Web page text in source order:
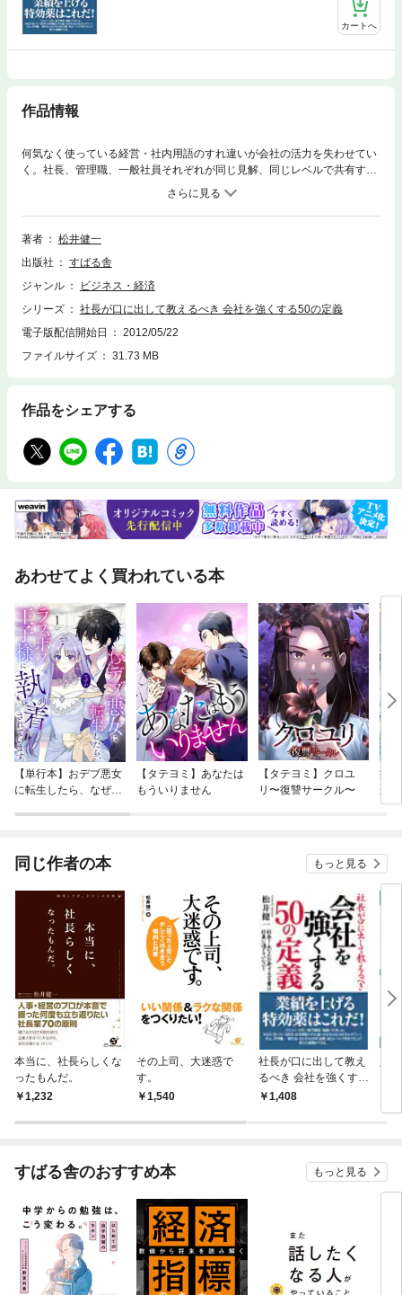
カートへ
作品情報
何気なく使っている経営・社内用語のすれ違いが会社の活力を失わせてい
く。社長、管理職、一般社員それぞれが同じ見解、同じレベルで共有する
ことで意識レベルを高め、目標を達成できる。重要な50の経営用語の定義
著者
松井健一
出版社
すばる舎
ジャンル
ビジネス・経済
シリーズ
社長が口に出して教えるべき 会社を強くする50の定義
電子版配信開始日
2012/05/22
ファイルサイズ
31.73 MB
作品をシェアする
あわせてよく買われている本
【単行本】おデブ悪女
に転生したら、なぜか
【タテヨミ】あなたは
もういりません
【タテヨミ】クロユ
リ〜復讐サークル〜
病
が
ぎ
同じ作者の本 もっと見る
本当に、社長らしくな
ったもんだ。
1,232
その上司、大迷惑で
す。
1,540
社長が口に出して教え
るべき 会社を強くする
50の定義
1,408
すばる舎のおすすめ本 もっと見る